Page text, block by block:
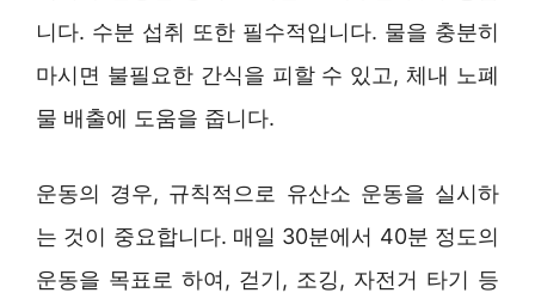
니다. 수분 섭취 또한 필수적입니다. 물을 충분히
마시면 불필요한 간식을 피할 수 있고, 체내 노폐
물 배출에 도움을 줍니다.
운동의 경우, 규칙적으로 유산소 운동을 실시하
는 것이 중요합니다. 매일 30분에서 40분 정도의
운동을 목표로 하여, 걷기, 조깅, 자전거 타기 등